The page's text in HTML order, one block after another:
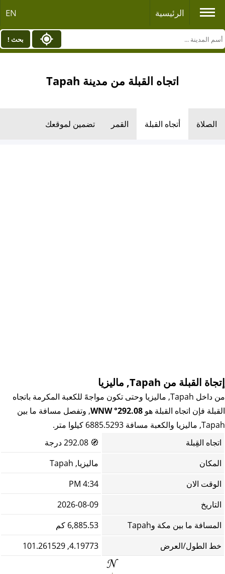
الرئيسية EN
بحث !
اتجاه القبلة من مدينة Tapah
الصلاة أتجاه القبلة القمر تضمين لموقعك
إتجاة القبلة من Tapah, ماليزيا
من داخل Tapah, ماليزيا وحتى تكون مواجهً للكعبة المكرمة باتجاه
القبلة فإن اتجاه القبلة هو 292.08° WNW
, وتفصل مسافة ما بين
Tapah, ماليزيا والكعبة مسافة 6885.5293 كيلوا متر.
اتجاه القِبلة
🧭
المكان
ماليزيا, Tapah
الوقت الان
4:34 PM
التاريخ
2026-08-09
المسافة ما بين مكة وTapah
6,885.53 كم
خط الطول/العرض
4.19773, 101.261529